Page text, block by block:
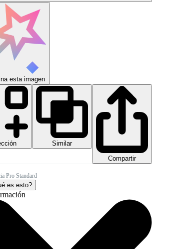
esta imagen
Similar
Compartir
Pro Standard
es esto?